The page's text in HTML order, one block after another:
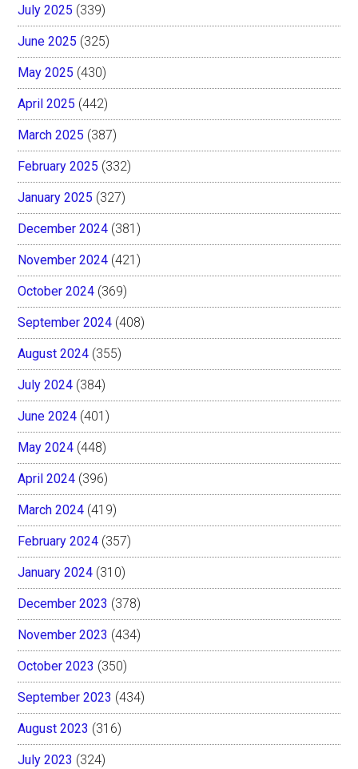
July 2025 (339)
June 2025 (325)
May 2025 (430)
April 2025 (442)
March 2025 (387)
February 2025 (332)
January 2025 (327)
December 2024 (381)
November 2024 (421)
October 2024 (369)
September 2024 (408)
August 2024 (355)
July 2024 (384)
June 2024 (401)
May 2024 (448)
April 2024 (396)
March 2024 (419)
February 2024 (357)
January 2024 (310)
December 2023 (378)
November 2023 (434)
October 2023 (350)
September 2023 (434)
August 2023 (316)
July 2023 (324)